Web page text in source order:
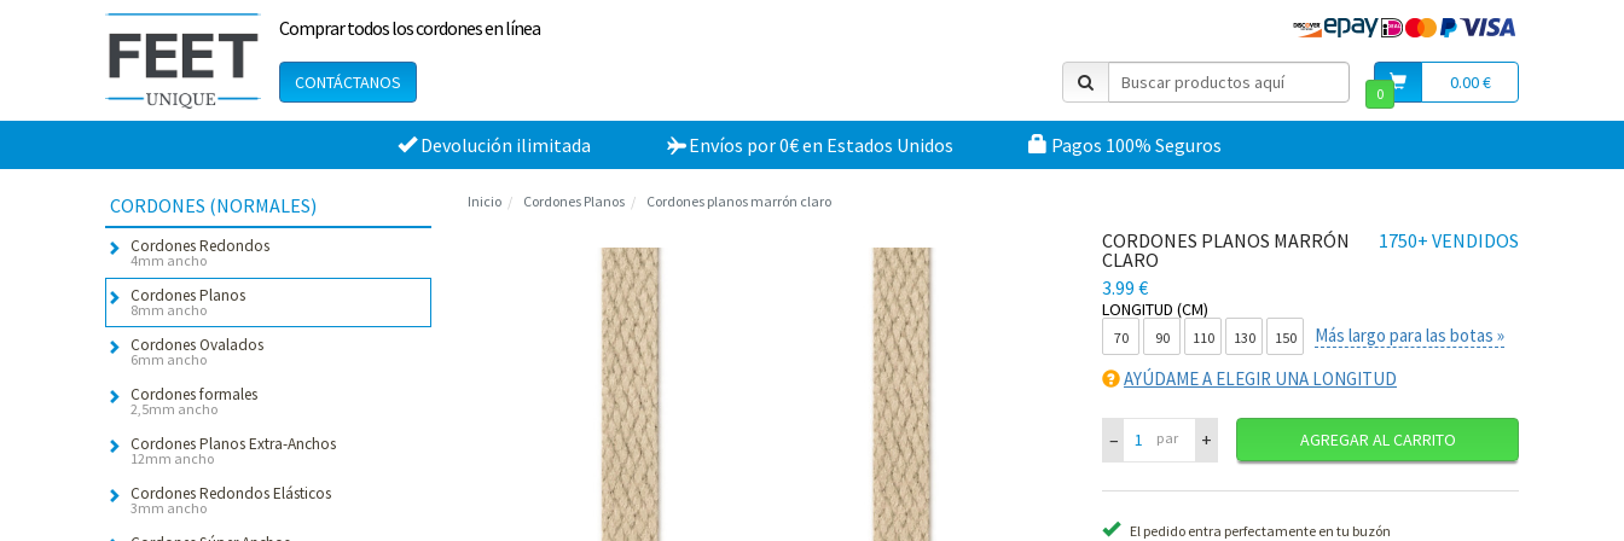
Comprar todos los cordones en línea
CONTÁCTANOS 0.00 €
0
Devolución ilimitada Envíos por 0€en Estados Unidos Pagos 100% Seguros
CORDONES (NORMALES)
Cordones Redondos
4mm ancho
Cordones Planos
8mm ancho
Cordones Ovalados
6mm ancho
Cordones formales
2,5mm ancho
Cordones Planos Extra-Anchos
12mm ancho
Cordones Redondos Elásticos
3mm ancho
Inicio Cordones Planos Cordones planos marrón claro
1750+ VENDIDOS
CORDONES PLANOS MARRÓN
CLARO
3.99 €
LONGITUD (CM)
70 90 110 130 150
Más largo para las botas »
AYÚDAME A ELEGIR UNA LONGITUD
– par + AGREGAR AL CARRITO
El pedido entra perfectamente en tu buzón